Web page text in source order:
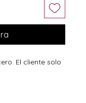
El cliente solo